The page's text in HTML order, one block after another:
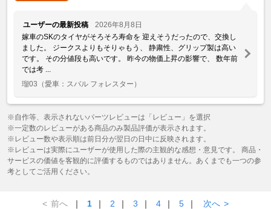
ユーザーの最新投稿
2026年8月8日
嫁車のSKのタイヤがそろそろ寿命を 迎えそうだったので、交換し
ました。 ジークスよりもそりゃもう、 静粛性、グリップ製は高い
です。 その分値段も高いです。 昨今の物価上昇の影響で、 数年前
では考 ...
瑠03 （愛車：スバル フォレスター）
※自作等、表示されないパーツレビューは「レビュー」を選択
※一定数のレビューがある商品のみ製品評価が表示されます。
※レビュー数や表示順は前日分が翌日の日中に反映されます。
※レビューは実際にユーザーが使用した際の主観的な感想・意見です。 商品・
サービスの価値を客観的に評価するものではありません。あくまでも一つの参
考としてご活用ください。
< 前へ ｜ 1 ｜ 2 ｜ 3 ｜ 4 ｜ 5 ｜ 次へ >